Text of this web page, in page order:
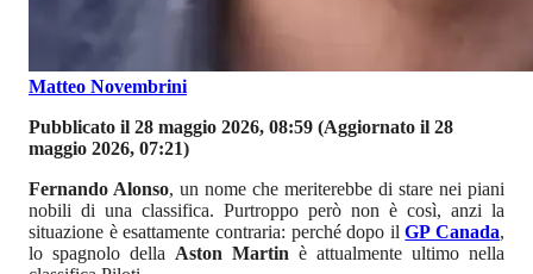
Matteo Novembrini
Pubblicato il 28 maggio 2026, 08:59 (Aggiornato il 28
maggio 2026, 07:21)
Fernando Alonso, un nome che meriterebbe di stare nei piani
nobili di una classifica. Purtroppo però non è così, anzi la
situazione è esattamente contraria: perché dopo il GP Canada,
lo spagnolo della Aston Martin è attualmente ultimo nella